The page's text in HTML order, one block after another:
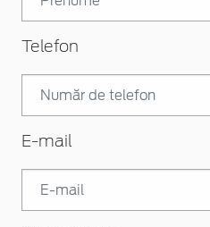
Telefon
E-mail